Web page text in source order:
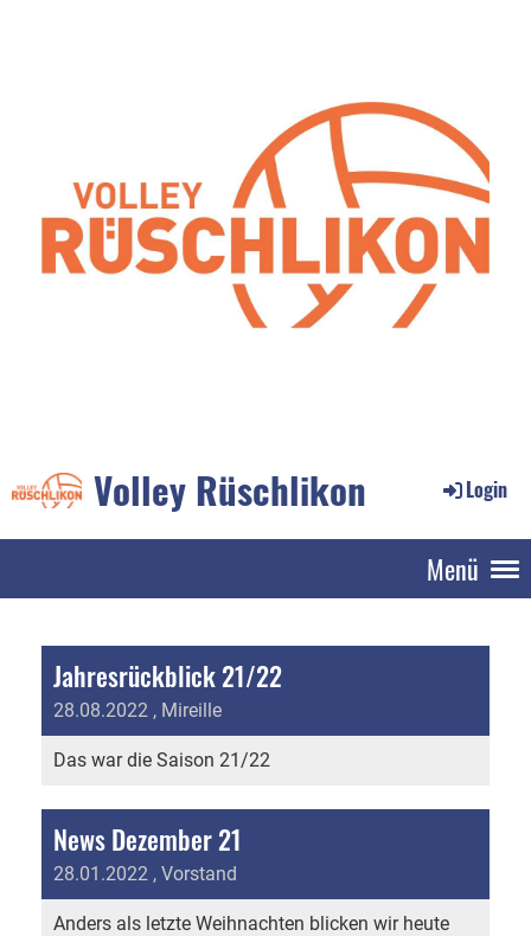
Volley Rüschlikon Login
Menü
Jahresrückblick 21/22
28.08.2022 , Mireille
Das war die Saison 21/22
News Dezember 21
28.01.2022 , Vorstand
Anders als letzte Weihnachten blicken wir heute